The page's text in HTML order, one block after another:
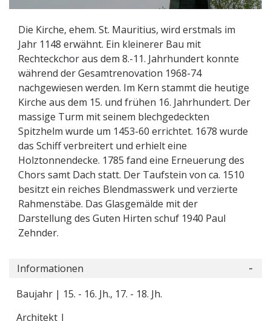
Die Kirche, ehem. St. Mauritius, wird erstmals im
Jahr 1148 erwähnt. Ein kleinerer Bau mit
Rechteckchor aus dem 8.-11. Jahrhundert konnte
während der Gesamtrenovation 1968-74
nachgewiesen werden. Im Kern stammt die heutige
Kirche aus dem 15. und frühen 16. Jahrhundert. Der
massige Turm mit seinem blechgedeckten
Spitzhelm wurde um 1453-60 errichtet. 1678 wurde
das Schiff verbreitert und erhielt eine
Holztonnendecke. 1785 fand eine Erneuerung des
Chors samt Dach statt. Der Taufstein von ca. 1510
besitzt ein reiches Blendmasswerk und verzierte
Rahmenstäbe. Das Glasgemälde mit der
Darstellung des Guten Hirten schuf 1940 Paul
Zehnder.
Informationen
Baujahr | 15. - 16. Jh., 17. - 18. Jh.
Architekt |